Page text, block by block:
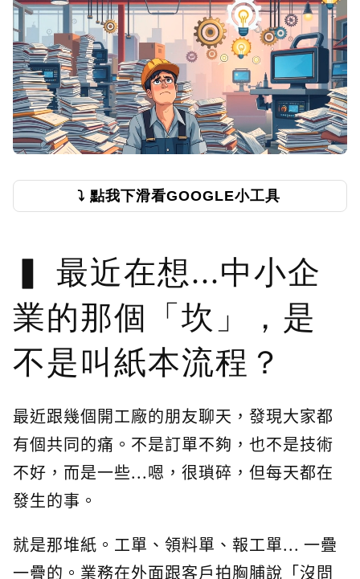
⤵️ 點我下滑看GOOGLE小工具
最近在想...中小企
業的那個「坎」，是
不是叫紙本流程？
最近跟幾個開工廠的朋友聊天，發現大家都
有個共同的痛。不是訂單不夠，也不是技術
不好，而是一些...嗯，很瑣碎，但每天都在
發生的事。
就是那堆紙。工單、領料單、報工單... 一疊
一疊的。業務在外面跟客戶拍胸脯說「沒問